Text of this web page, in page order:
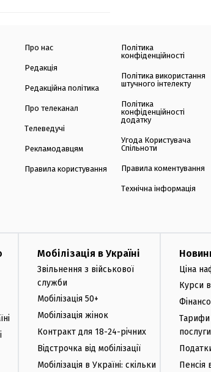
Про нас
Редакція
Редакційна політика
Про телеканал
Телеведучі
Рекламодавцям
Правила користування
Політика
конфіденційності
Політика використання
штучного інтелекту
Політика
конфіденційності
додатку
Угода Користувача
Спільноти
Правила коментування
Технічна інформація
Мобілізація в Україні
Звільнення з військової
служби
Мобілізація 50+
Мобілізація жінок
Контракт для 18-24-річних
Відстрочка від мобілізації
Мобілізація в Україні: скільки
Ціна
Курси
Тарифи
послуги
Пенсія